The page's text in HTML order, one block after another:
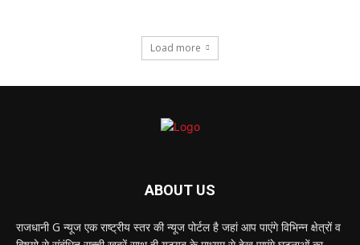
Load more
ABOUT US
राजधानी G न्यूज एक राष्ट्रीय स्तर की न्यूज पोर्टल है जहां आप पाएंगे विभिन्न क्षेत्रों व